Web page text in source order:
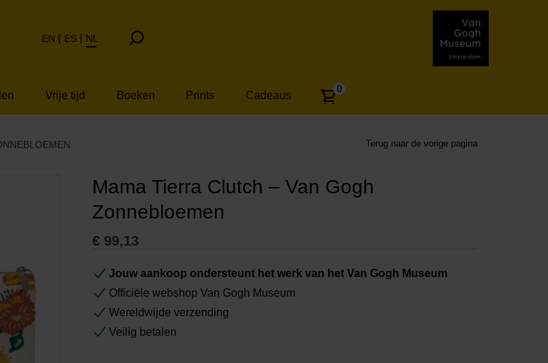
EN ES NL
Vrije tijd Boeken Prints Cadeaus
Aantal
0
Terug naar de vorige pagina
Mama Tierra Clutch – Van Gogh
Zonnebloemen
€ 99,13
Jouw aankoop ondersteunt het werk van het Van Gogh Museum
Officiële webshop Van Gogh Museum
Wereldwijde verzending
Veilig betalen